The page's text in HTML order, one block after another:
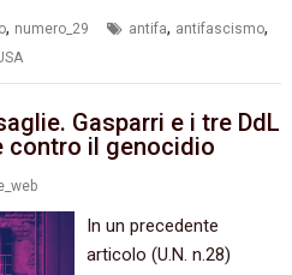
, numero_29 antifa, antifascismo,
Gasparri e i tre DdL
contro il genocidio
In un precedente
articolo (U.N. n.28)